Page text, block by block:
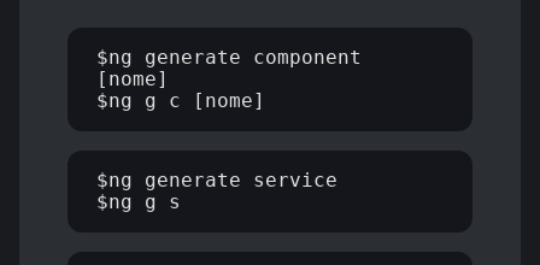
$ng generate component
[nome]
$ng generate service